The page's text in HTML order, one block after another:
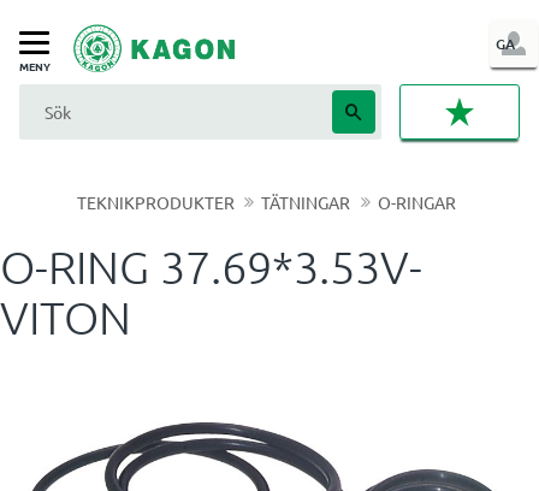
Meny
GA
IN
TEKNIKPRODUKTER TÄTNINGAR O-RINGAR
O-RING 37.69*3.53V-
VITON